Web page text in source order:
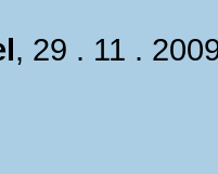
, 29 . 11 .